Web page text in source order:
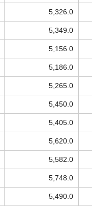
5,326.0
5,349.0
5,156.0
5,186.0
5,265.0
5,450.0
5,405.0
5,620.0
5,582.0
5,748.0
5,490.0